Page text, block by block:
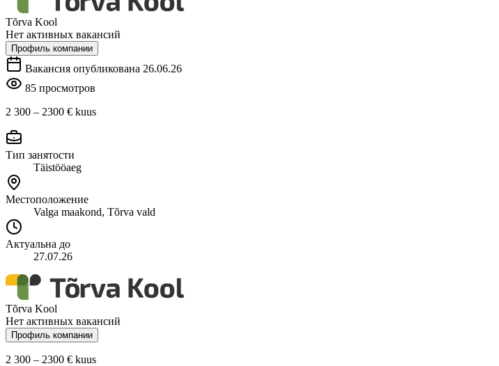
Tõrva Kool
Нет активных вакансий
Профиль компании
Вакансия опубликована 26.06.26
85 просмотров
2 300 – 2300 € kuus
Тип занятости
Täistööaeg
Местоположение
Valga maakond, Tõrva vald
Актуальна до
27.07.26
Tõrva Kool
Нет активных вакансий
Профиль компании
2 300 – 2300 € kuus